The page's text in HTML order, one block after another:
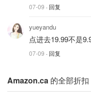
07-09 · 回复
yueyandu
点进去19.99不是
07-09 · 回复
Amazon.ca 的全部折扣